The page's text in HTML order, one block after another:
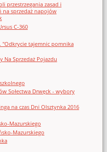
przestrzegania zasad i
na sprzedaż napojów
C-360
"Odkrycie tajemnic pomnika
Na Sprzedaż Pojazdu
Sołectwa Drwęck - wybory
na czas Dni Olsztynka 2016
Mazurskiego
Mazurskiego